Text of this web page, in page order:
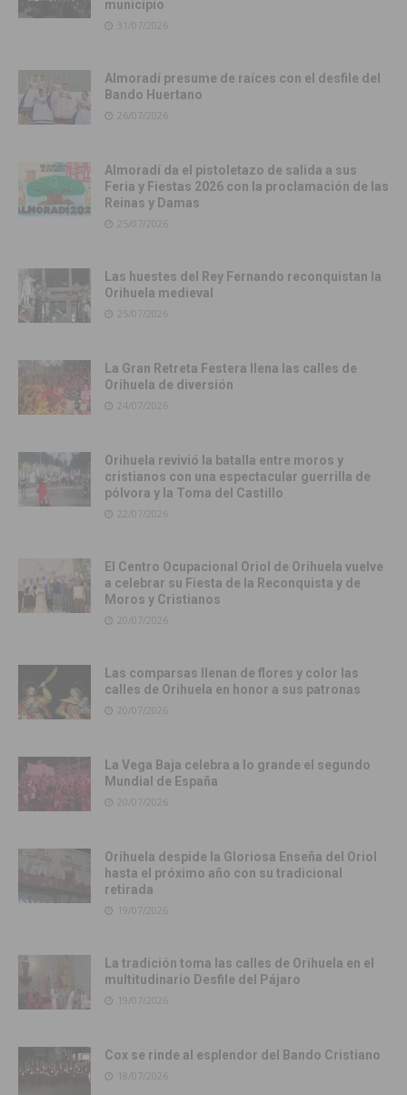
municipio
31/07/2026
Almoradí presume de raíces con el desfile del
Bando Huertano
26/07/2026
Almoradí da el pistoletazo de salida a sus
Feria y Fiestas 2026 con la proclamación de las
Reinas y Damas
25/07/2026
Las huestes del Rey Fernando reconquistan la
Orihuela medieval
25/07/2026
La Gran Retreta Festera llena las calles de
Orihuela de diversión
24/07/2026
Orihuela revivió la batalla entre moros y
cristianos con una espectacular guerrilla de
pólvora y la Toma del Castillo
22/07/2026
El Centro Ocupacional Oriol de Orihuela vuelve
a celebrar su Fiesta de la Reconquista y de
Moros y Cristianos
20/07/2026
Las comparsas llenan de flores y color las
calles de Orihuela en honor a sus patronas
20/07/2026
La Vega Baja celebra a lo grande el segundo
Mundial de España
20/07/2026
Orihuela despide la Gloriosa Enseña del Oriol
hasta el próximo año con su tradicional
retirada
19/07/2026
La tradición toma las calles de Orihuela en el
multitudinario Desfile del Pájaro
19/07/2026
Cox se rinde al esplendor del Bando Cristiano
18/07/2026